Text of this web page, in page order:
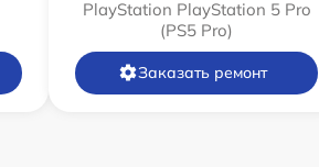
PlayStation PlayStation 5 Pro
(PS5 Pro)
Заказать ремонт